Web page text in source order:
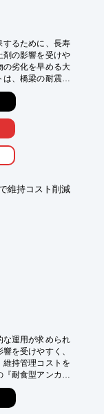
するために、長寿
剤の影響を受けや
の劣化を早める大
は、橋梁の耐震性
なる可能性もあ
やすい環境下に
維持コスト削減
な運用が求められ
を受けやすく、
維持管理コストを
耐食型アンカー
ルトの耐久性を